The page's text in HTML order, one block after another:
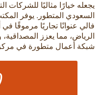
يجعله خيارًا مثاليًا
فالي عنوانًا تجاريًا مرموقًا في
الرياض، مما يعزز
شبكة أعمال متطورة في